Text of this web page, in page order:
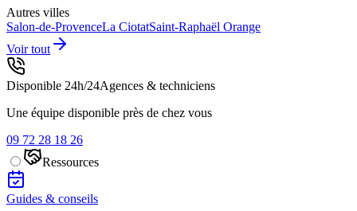
Autres villes
Salon-de-ProvenceLa CiotatSaint-Raphaël Orange
Voir tout
Disponible 24h/24Agences & techniciens
Une équipe disponible près de chez vous
09 72 28 18 26
Ressources
Guides & conseils